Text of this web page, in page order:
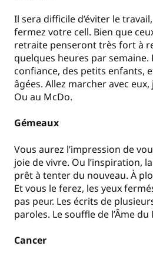
Il sera difficile d’éviter le
fermez votre cell. Bien que
retraite penseront très fort à
quelques heures par semaine.
confiance, des petits enfants,
âgées. Allez marcher avec
Ou au McDo.
Gémeaux
Vous aurez l’impression de
joie de vivre. Ou l’inspiration,
prêt à tenter du nouveau. À
Et vous le ferez, les yeux
pas peur. Les écrits de
paroles. Le souffle de l’Âme du
Cancer